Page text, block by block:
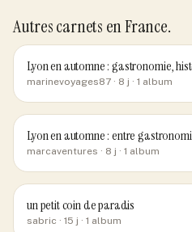
Autres carnets en France.
Lyon en automne : gastronomie,
marinevoyages87 · 8 j · 1 album
Lyon en automne : entre
marcaventures · 8 j · 1 album
un petit coin de paradis
sabric · 15 j · 1 album